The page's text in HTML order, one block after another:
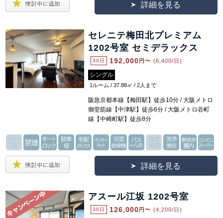
詳細を見る
セレニテ梅田北プレミアム
1202号室 セミデラックス
30日 192,000 円〜 (6,400/日)
シングル
1ルーム / 37.88㎡ / 2人まで
阪急京都本線【梅田駅】徒歩10分 / 大阪メトロ
御堂筋線【中津駅】徒歩6分 / 大阪メトロ谷町
線【中崎町駅】徒歩8分
詳細を見る
アスール江坂 1202号室
30日 126,000 円〜 (4,200/日)